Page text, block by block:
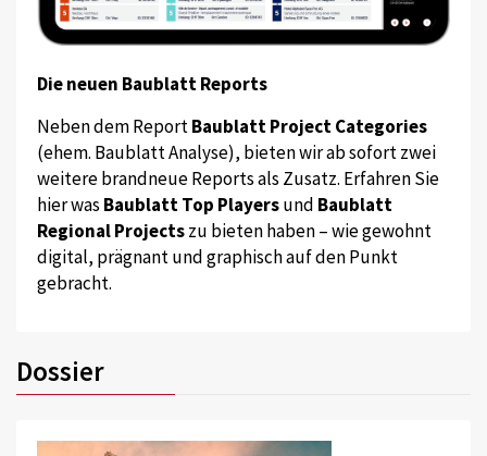
Die neuen Baublatt Reports
Neben dem ReportBaublatt Project Categories
(ehem. Baublatt Analyse), bieten wir ab sofort zwei
weitere brandneue Reports als Zusatz. Erfahren Sie
hier was Baublatt Top Playersund Baublatt
Regional Projectszu bieten haben – wie gewohnt
digital, prägnant und graphisch auf den Punkt
gebracht.
Dossier